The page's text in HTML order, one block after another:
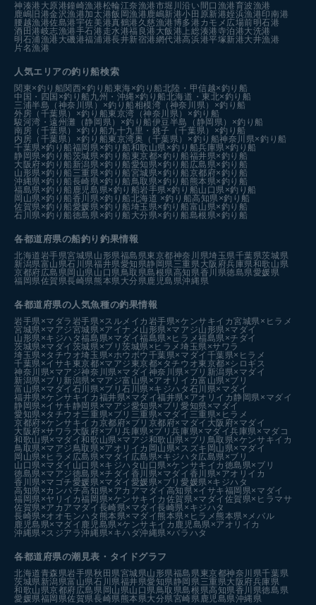
神湊港 大原港鐘崎漁港松輪江奈漁港市堀川沿い 間口漁港育波漁港
鹿嶋旧港金沢漁港加太港飯岡漁港鹿嶋新港小田原新港姪浜漁港印南港
腰越漁港佐島港宇佐美港真鶴港 久慈漁港博多港カモメ広場前明石港
酒田港岐志漁港手石港 走水港福良港 大飯港 上総湊港寺泊港大洗港
明石浦漁港 大磯港福浦港長井新宿港網代港高浜港平塚新港大井漁港
片名漁港
人気エリアの釣り船検索
関東×釣り船関西×釣り船 東海×釣り船北陸・甲信越×釣り船
中国・四国×釣り船 九州・沖縄×釣り船北海道・東北×釣り船
三浦半島（神奈川県）×釣り船相模湾（神奈川県）×釣り船
外房（千葉県）×釣り船東京湾（神奈川県）×釣り船
駿河湾・遠州灘（静岡県）×釣り船伊豆半島（静岡県）×釣り船
南房（千葉県）×釣り船九十九里・銚子（千葉県）×釣り船
内房（千葉県）×釣り船東京湾奥（千葉県）×釣り船神奈川県×釣り船
千葉県×釣り船福岡県×釣り船和歌山県×釣り船兵庫県×釣り船
静岡県×釣り船茨城県×釣り船 東京都×釣り船福井県×釣り船
大阪府×釣り船 新潟県×釣り船愛知県×釣り船 広島県×釣り船
山形県×釣り船 三重県×釣り船宮城県×釣り船京都府×釣り船
沖縄県×釣り船長崎県×釣り船鳥取県×釣り船 熊本県×釣り船
福島県×釣り船 鹿児島県×釣り船岩手県×釣り船山口県×釣り船
岡山県×釣り船香川県×釣り船北海道 ×釣り船高知県×釣り船
佐賀県×釣り船愛媛県×釣り船埼玉県×釣り船富山県×釣り船
石川県×釣り船徳島県×釣り船 大分県×釣り船島根県×釣り船
各都道府県の船釣り釣果情報
北海道岩手県宮城県山形県福島県東京都神奈川県埼玉県千葉県茨城県
新潟県富山県石川県福井県愛知県静岡県三重県大阪府兵庫県和歌山県
京都府広島県岡山県山口県鳥取県島根県高知県香川県徳島県愛媛県
福岡県佐賀県長崎県熊本県大分県鹿児島県沖縄県
各都道府県の人気魚種の釣果情報
岩手県×マダラ 岩手県×スルメイカ 岩手県×ケンサキイカ宮城県×ヒラメ
宮城県×マアジ宮城県×アイナメ 山形県×マアジ山形県×マダイ
山形県×キジハタ福島県×マダイ福島県×ヒラメ福島県×チダイ
茨城県×マダイ 茨城県×ブリ茨城県×ヒラメ埼玉県×サワラ
埼玉県×タチウオ埼玉県×ホウボウ 千葉県×マダイ 千葉県×ヒラメ
千葉県×イサキ 東京都×マアジ 東京都×タチウオ東京都×シロギス
神奈川県×マアジ神奈川県×マダイ 神奈川県×ブリ 新潟県×マダイ
新潟県×ブリ 新潟県×マアジ富山県×アオリイカ富山県×ブリ
富山県×マダイ 石川県×ブリ石川県×キジハタ 石川県×マダイ
福井県×ケンサキイカ 福井県×マダイ福井県×アオリイカ 静岡県×マダイ
静岡県×イサキ 静岡県×マアジ愛知県×ブリ愛知県×マダイ
愛知県×タチウオ三重県×ブリ 三重県×マダイ 三重県×ヒラメ
京都府×ケンサキイカ 京都府×ブリ 京都府×マダイ 大阪府×マダイ
大阪府×サワラ 大阪府×ブリ兵庫県×ブリ兵庫県×マダイ兵庫県×マダコ
和歌山県×マダイ和歌山県×マアジ和歌山県×ブリ 鳥取県×ケンサキイカ
鳥取県×マアジ鳥取県×アオリイカ 岡山県×スズキ 岡山県×マダイ
岡山県×ヒラメ 広島県×マダイ 広島県×キジハタ 広島県×ブリ
山口県×マダイ 山口県×キジハタ 山口県×ケンサキイカ 徳島県×ブリ
徳島県×マアジ徳島県×チダイ 香川県×マダイ 香川県×アオリイカ
香川県×マゴチ愛媛県×マダイ 愛媛県×ブリ愛媛県×キジハタ
高知県×カンパチ高知県×アカアマダイ 高知県×イサキ福岡県×マダイ
福岡県×ヤリイカ福岡県×ケンサキイカ 佐賀県×マダイ 佐賀県×ヒラマサ
佐賀県×アカアマダイ 長崎県×マダイ長崎県×キジハタ
長崎県×オオモンハタ 熊本県×マダイ 熊本県×ヒラメ 熊本県×メバル
鹿児島県×マダイ 鹿児島県×ケンサキイカ 鹿児島県×アオリイカ
沖縄県×スジアラ沖縄県×キハダ沖縄県×バラハタ
各都道府県の潮見表 ・タイドグラフ
北海道青森県岩手県秋田県宮城県山形県福島県東京都神奈川県千葉県
茨城県新潟県富山県石川県福井県愛知県静岡県三重県大阪府兵庫県
和歌山県京都府広島県 岡山県山口県鳥取県島根県高知県香川県徳島県
愛媛県福岡県佐賀県長崎県熊本県大分県宮崎県鹿児島県沖縄県